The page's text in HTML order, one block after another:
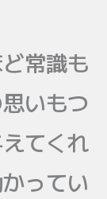
常識も
いもつ
てくれ
ってい